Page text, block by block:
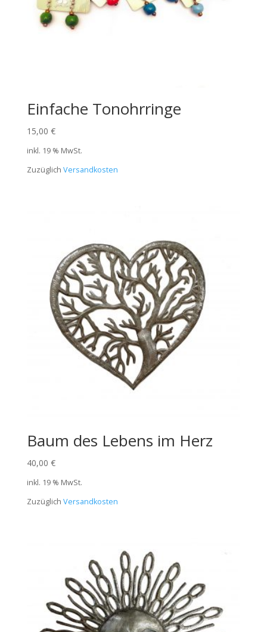
Einfache Tonohrringe
15,00 €
inkl. 19 % MwSt.
Zuzüglich Versandkosten
Baum des Lebens im Herz
40,00 €
inkl. 19 % MwSt.
Zuzüglich Versandkosten